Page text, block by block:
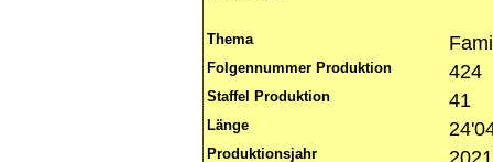
Thema
Folgennummer Produktion 424
Staffel Produktion 41
Länge
Produktionsjahr 2021